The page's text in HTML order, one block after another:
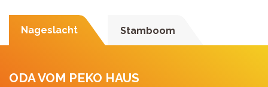
Nageslacht Stamboom
ODA VOM PEKO HAUS